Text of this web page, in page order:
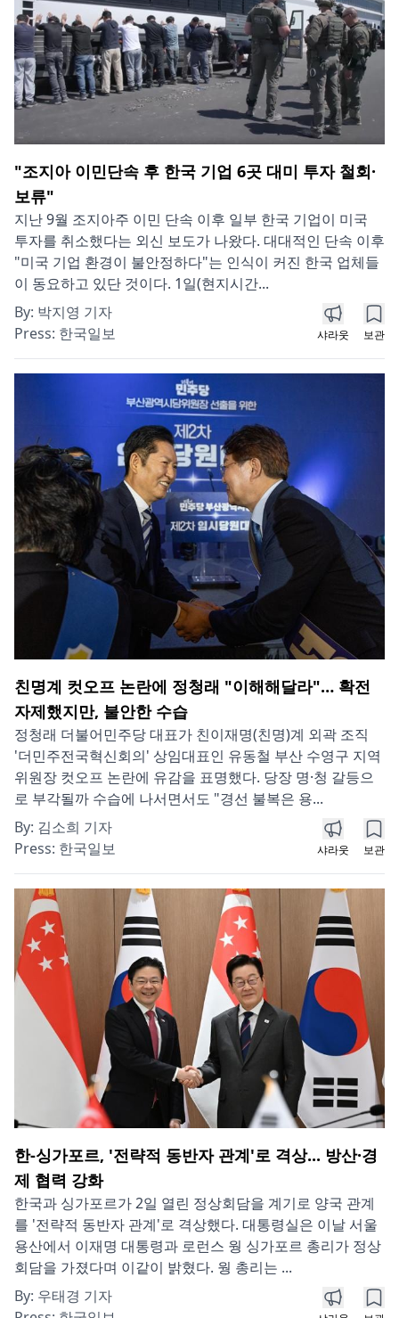
"조지아 이민단속 후 한국 기업 6곳 대미 투자 철회·
보류"
지난 9월 조지아주 이민 단속 이후 일부 한국 기업이 미국
투자를 취소했다는 외신 보도가 나왔다. 대대적인 단속 이후
"미국 기업 환경이 불안정하다"는 인식이 커진 한국 업체들
이 동요하고 있단 것이다. 1일(현지시간...
By: 박지영 기자
Press: 한국일보 샤라웃 보관
친명계 컷오프 논란에 정청래 "이해해달라"… 확전
자제했지만, 불안한 수습
정청래 더불어민주당 대표가 친이재명(친명)계 외곽 조직
'더민주전국혁신회의' 상임대표인 유동철 부산 수영구 지역
위원장 컷오프 논란에 유감을 표명했다. 당장 명·청 갈등으
로 부각될까 수습에 나서면서도 "경선 불복은 용...
By: 김소희 기자
Press: 한국일보 샤라웃 보관
한-싱가포르, '전략적 동반자 관계'로 격상... 방산·경
제 협력 강화
한국과 싱가포르가 2일 열린 정상회담을 계기로 양국 관계
를 '전략적 동반자 관계'로 격상했다. 대통령실은 이날 서울
용산에서 이재명 대통령과 로런스 웡 싱가포르 총리가 정상
회담을 가졌다며 이같이 밝혔다. 웡 총리는 ...
By: 우태경 기자